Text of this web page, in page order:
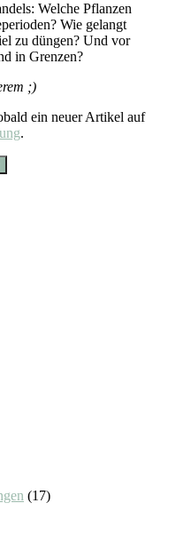
Welche Pflanzen
Wie gelangt
zu düngen? Und vor
in Grenzen?
;)
ein neuer Artikel auf
.
(17)